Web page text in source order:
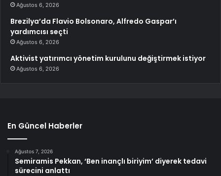
Ağustos 6, 2026
Brezilya’da Flavio Bolsonaro, Alfredo Gaspar’ı
yardımcısı seçti
Ağustos 6, 2026
Aktivist yatırımcı yönetim kurulunu değiştirmek istiyor
Ağustos 6, 2026
En Güncel Haberler
Ağustos 7, 2026
Semiramis Pekkan, ‘Ben inançlı biriyim’ diyerek tedavi
sürecini anlattı